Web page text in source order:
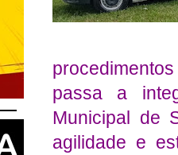
passa a
Municipal de
agilidade e